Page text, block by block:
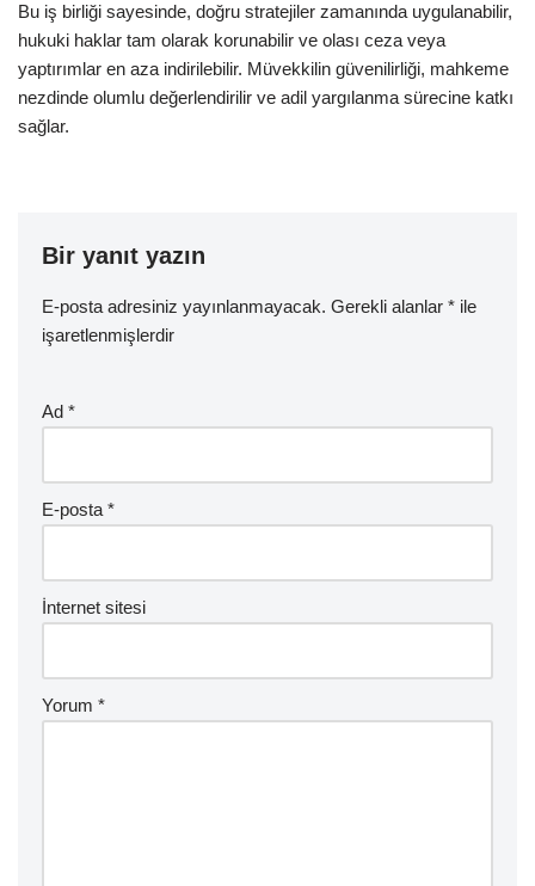
Bu iş birliği sayesinde, doğru stratejiler zamanında uygulanabilir,
hukuki haklar tam olarak korunabilir ve olası ceza veya
yaptırımlar en aza indirilebilir. Müvekkilin güvenilirliği, mahkeme
nezdinde olumlu değerlendirilir ve adil yargılanma sürecine katkı
sağlar.
Bir yanıt yazın
E-posta adresiniz yayınlanmayacak. Gerekli alanlar * ile
işaretlenmişlerdir
Ad *
E-posta *
İnternet sitesi
Yorum *